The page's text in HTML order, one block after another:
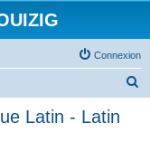
Connexion
Latin - Latin